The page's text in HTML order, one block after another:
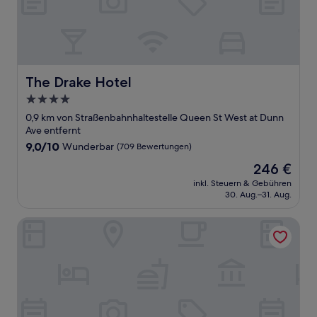
The Drake Hotel
The Drake Hotel
4.0-
Sterne-
Unterkunft
0,9 km von Straßenbahnhaltestelle Queen St West at Dunn
Ave entfernt
9.0
9,0/10 Wunderbar (709 Bewertungen)
Der
Preis
beträgt
246 €
inkl. Steuern & Gebühren
30. Aug.–31. Aug.